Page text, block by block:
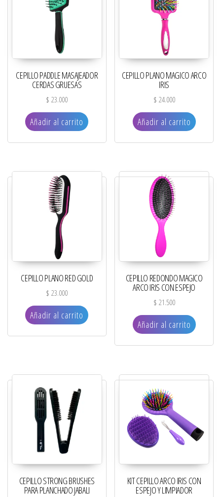
CEPILLO PADDLE MASAJEADOR
CERDAS GRUESAS
$ 23.000
Añadir al carrito
CEPILLO PLANO MAGICO ARCO
IRIS
$ 24.000
Añadir al carrito
CEPILLO PLANO RED GOLD
$ 23.000
Añadir al carrito
CEPILLO REDONDO MAGICO
ARCO IRIS CON ESPEJO
$ 21.500
Añadir al carrito
CEPILLO STRONG BRUSHES
PARA PLANCHADO JABALI
KIT CEPILLO ARCO IRIS CON
ESPEJO Y LIMPIADOR